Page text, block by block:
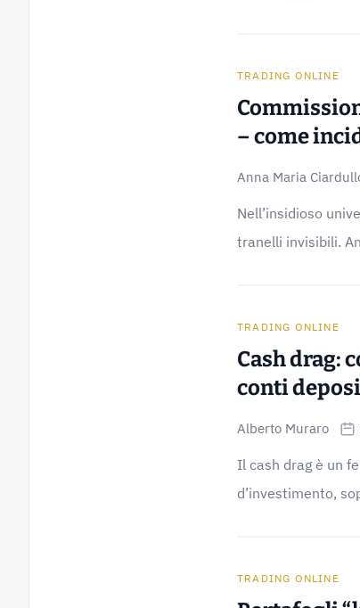
TRADING ONLINE
– come
Anna Maria
Nell’insidioso
tranelli invisibili.
TRADING ONLINE
Cash drag:
conti
Alberto Muraro
Il cash drag è un
d’investimento,
TRADING ONLINE